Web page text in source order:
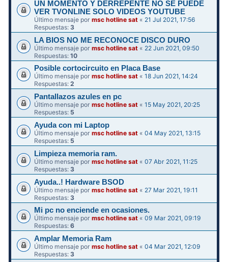
UN MOMENTO Y DERREPENTE NO SE PUEDE
VER TVONLINE SOLO VIDEOS YOUTUBE
Último mensaje pormsc hotline sat « 21 Jul 2021, 17:56
Respuestas:3
LA BIOS NO ME RECONOCE DISCO DURO
Último mensaje pormsc hotline sat « 22 Jun 2021, 09:50
Respuestas:10
Posible cortocircuito en Placa Base
Último mensaje pormsc hotline sat «18 Jun 2021, 14:24
Respuestas:2
Pantallazos azules en pc
Último mensaje pormsc hotline sat «15 May 2021, 20:25
Respuestas: 5
Ayuda con mi Laptop
Último mensaje pormsc hotline sat «04 May 2021, 13:15
Respuestas: 5
Limpieza memoria ram.
Último mensaje pormsc hotline sat «07 Abr 2021, 11:25
Respuestas: 3
Ayuda..! Hardware BSOD
Último mensaje pormsc hotline sat « 27 Mar 2021, 19:11
Respuestas:3
Mi pc no enciende en ocasiones.
Último mensaje pormsc hotline sat «09 Mar 2021, 09:19
Respuestas:6
Amplar Memoria Ram
Último mensaje pormsc hotline sat «04 Mar 2021, 12:09
Respuestas:3